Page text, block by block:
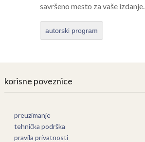
savršeno mesto za vaše izdanje.
autorski program
korisne poveznice
preuzimanje
tehnička podrška
pravila privatnosti